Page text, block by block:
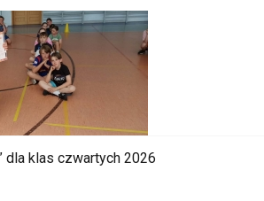
dla klas czwartych 2026